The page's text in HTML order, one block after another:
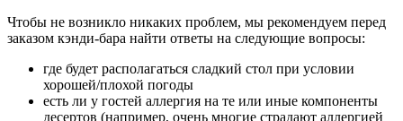
Чтобы не возникло никаких проблем, мы рекомендуем перед
заказом кэнди-бара найти ответы на следующие вопросы:
где будет располагаться сладкий стол при условии
хорошей/плохой погоды
есть ли у гостей аллергия на те или иные компоненты
десертов (например, очень многие страдают аллергией